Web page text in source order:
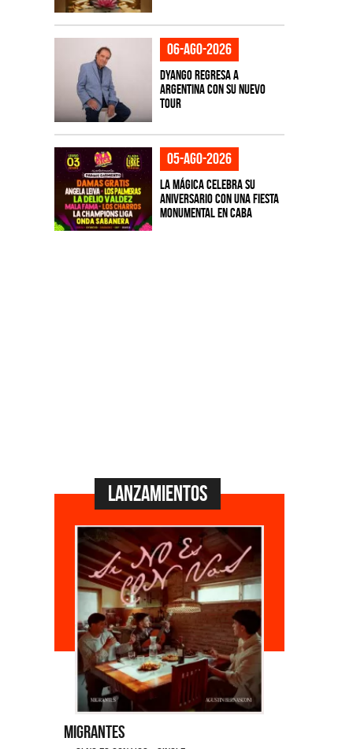
06-ago-2026
Dyango regresa a
Argentina con su nuevo
tour
05-ago-2026
La Mágica celebra su
aniversario con una fiesta
monumental en CABA
Lanzamientos
Migrantes